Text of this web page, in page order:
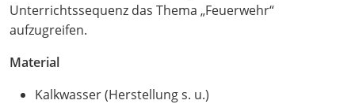
Unterrichtssequenz das Thema „Feuerwehr“
aufzugreifen.
Material
Kalkwasser (Herstellung s. u.)